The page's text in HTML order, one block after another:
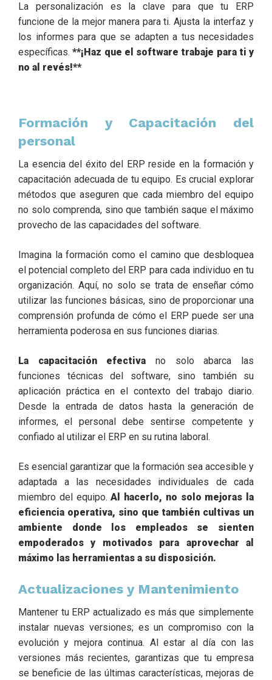
La personalización es la clave para que tu ERP
funcione de la mejor manera para ti. Ajusta la interfaz y
los informes para que se adapten a tus necesidades
específicas. **¡Haz que el software trabaje para ti y
no al revés!**
Formación y Capacitación del
personal
La esencia del éxito del ERP reside en la formación y
capacitación adecuada de tu equipo. Es crucial explorar
métodos que aseguren que cada miembro del equipo
no solo comprenda, sino que también saque el máximo
provecho de las capacidades del software.
Imagina la formación como el camino que desbloquea
el potencial completo del ERP para cada individuo en tu
organización. Aquí, no solo se trata de enseñar cómo
utilizar las funciones básicas, sino de proporcionar una
comprensión profunda de cómo el ERP puede ser una
herramienta poderosa en sus funciones diarias.
La capacitación efectiva no solo abarca las
funciones técnicas del software, sino también su
aplicación práctica en el contexto del trabajo diario.
Desde la entrada de datos hasta la generación de
informes, el personal debe sentirse competente y
confiado al utilizar el ERP en su rutina laboral.
Es esencial garantizar que la formación sea accesible y
adaptada a las necesidades individuales de cada
miembro del equipo.Al hacerlo, no solo mejoras la
eficiencia operativa, sino que también cultivas un
ambiente donde los empleados se sienten
empoderados y motivados para aprovechar al
máximo las herramientas a su disposición.
Actualizaciones y Mantenimiento
Mantener tu ERP actualizado es más que simplemente
instalar nuevas versiones; es un compromiso con la
evolución y mejora continua. Al estar al día con las
versiones más recientes, garantizas que tu empresa
se beneficie de las últimas características, mejoras de